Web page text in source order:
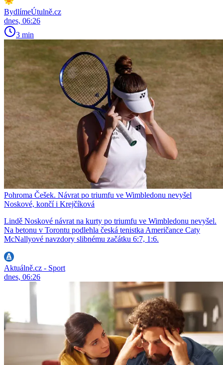
BydlímeÚtulně.cz
dnes, 06:26
3 min
Pohroma Češek. Návrat po triumfu ve Wimbledonu nevyšel
Noskové, končí i Krejčíková
Lindě Noskové návrat na kurty po triumfu ve Wimbledonu nevyšel.
Na betonu v Torontu podlehla česká tenistka Američance Caty
McNallyové navzdory slibnému začátku 6:7, 1:6.
Aktuálně.cz - Sport
dnes, 06:26